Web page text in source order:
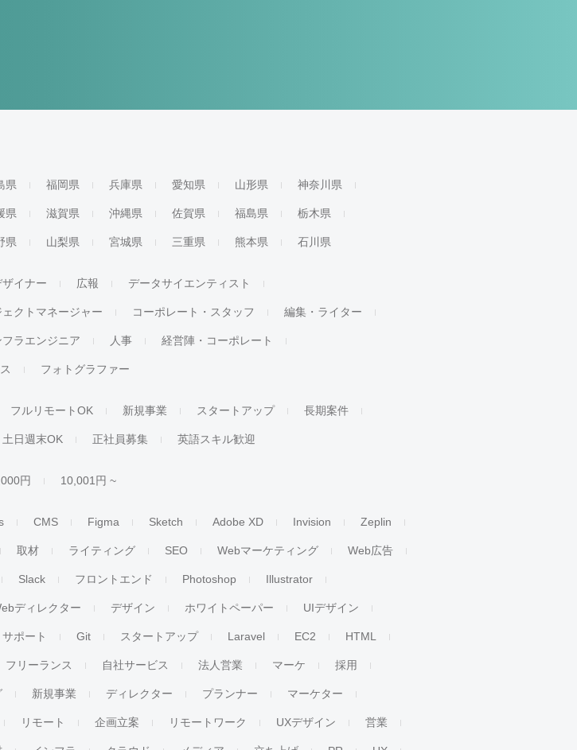
県 福岡県 兵庫県 愛知県 山形県 神奈川県
県 滋賀県 沖縄県 佐賀県 福島県 栃木県
県 山梨県 宮城県 三重県 熊本県 石川県
ザイナー 広報 データサイエンティスト
ェクトマネージャー コーポレート・スタッフ 編集・ライター
フラエンジニア 人事 経営陣・コーポレート
フォトグラファー
フルリモートOK 新規事業 スタートアップ 長期案件
土日週末OK 正社員募集 英語スキル歓迎
円 10,001円 ~
CMS Figma Sketch Adobe XD Invision Zeplin
取材 ライティング SEO Webマーケティング Web広告
Slack フロントエンド Photoshop Illustrator
ディレクター デザイン ホワイトペーパー UIデザイン
サポート Git スタートアップ Laravel EC2 HTML
フリーランス 自社サービス 法人営業 マーケ 採用
新規事業 ディレクター プランナー マーケター
リモート 企画立案 リモートワーク UXデザイン 営業